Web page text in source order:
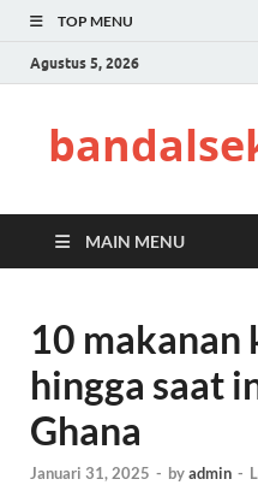
TOP MENU
Agustus 5, 2026
MAIN MENU
10 makanan
hingga saat
Ghana
Januari 31, 2025 - byadmin -